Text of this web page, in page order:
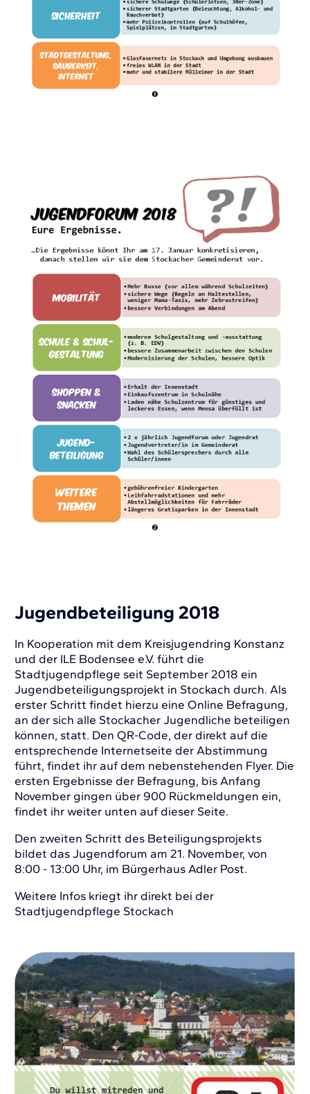
Jugendbeteiligung 2018
In Kooperation mit dem Kreisjugendring Konstanz
und der ILE Bodensee e.V. führt die
Stadtjugendpflege seit September 2018 ein
Jugendbeteiligungsprojekt in Stockach durch. Als
erster Schritt findet hierzu eine Online Befragung,
an der sich alle Stockacher Jugendliche beteiligen
können, statt. Den QR-Code, der direkt auf die
entsprechende Internetseite der Abstimmung
führt, findet ihr auf dem nebenstehenden Flyer. Die
ersten Ergebnisse der Befragung, bis Anfang
November gingen über 900 Rückmeldungen ein,
findet ihr weiter unten auf dieser Seite.
Den zweiten Schritt des Beteiligungsprojekts
bildet das Jugendforum am 21. November, von
8:00 - 13:00 Uhr, im Bürgerhaus Adler Post.
Weitere Infos kriegt ihr direkt bei der
Stadtjugendpflege Stockach